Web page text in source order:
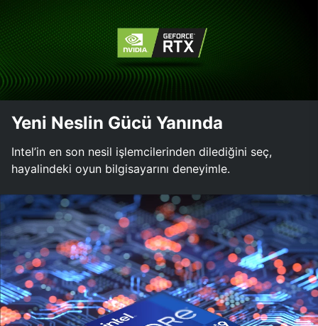
Yeni Neslin Gücü Yanında
Intel’in en son nesil işlemcilerinden dilediğini seç,
hayalindeki oyun bilgisayarını deneyimle.